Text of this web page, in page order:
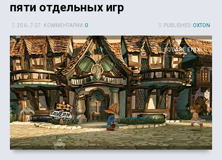
пяти отдельных игр
PUBLISHED: OXTON
20 6-, 7-27 КОММЕНТАРИИ: 0
SQUARE ENIX